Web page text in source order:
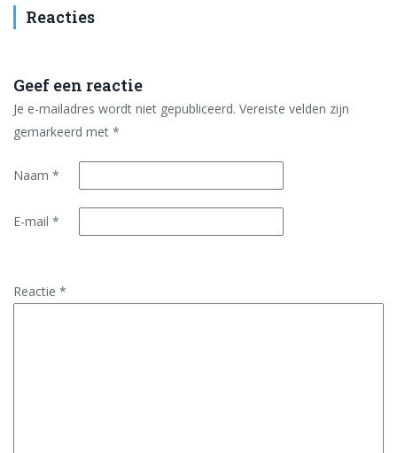
Reacties
Geef een reactie
Je e-mailadres wordt niet gepubliceerd. Vereiste velden zijn
gemarkeerd met *
Naam *
E-mail *
Reactie *